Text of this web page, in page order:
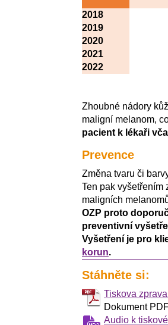
2018
2019
2020
2021
2022
Zhoubné nádory
maligní melanom,
pacient k lékaři
Prevence
Změna tvaru či
Ten pak vyšetřením
maligních
OZP proto
preventivní
Vyšetření je pro
korun.
Stáhněte si:
Tiskova
Dokument
Audio k